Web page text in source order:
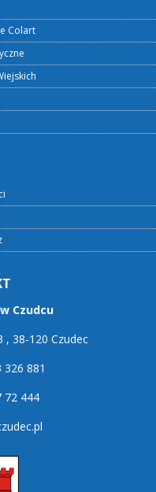
Colart
Czudcu
, 38-120 Czudec
326 881
72 444